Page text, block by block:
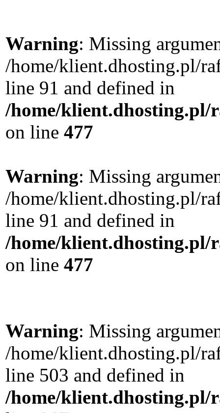
Warning: Missing
/home/klient.dhosting.pl/
line 91 and defined in
/home/klient.dhosting.pl/
on line 477
Warning: Missing
/home/klient.dhosting.pl/
line 91 and defined in
/home/klient.dhosting.pl/
on line 477
Warning: Missing
/home/klient.dhosting.pl/
line 503 and defined in
/home/klient.dhosting.pl/